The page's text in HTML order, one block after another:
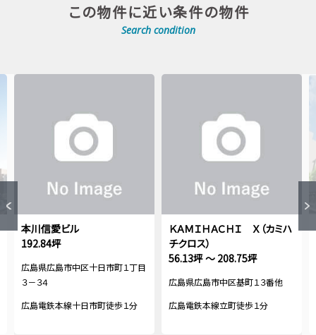
この物件に近い条件の物件
Search condition
本川信愛ビル
192.84坪
広島県広島市中区十日市町１丁目
３－３４
広島電鉄本線十日市町徒歩１分
ＫＡＭＩＨＡＣＨＩ Ｘ（カミハ
チクロス）
56.13坪 ～ 208.75坪
広島県広島市中区基町１３番他
広島電鉄本線立町徒歩１分